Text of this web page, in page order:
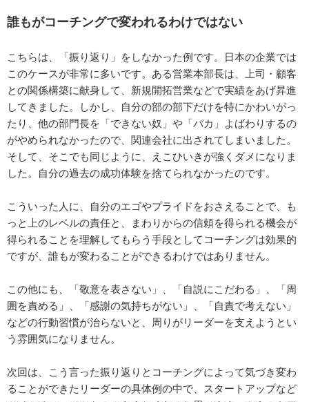
誰もがコーチングで変われるわけではない
こちらは、「振り返り」をしなかった例です。日本の企業では
このケースが非常に多いです。ある営業本部長は、上司・顧客
との関係構築に献身して、新規開拓営業などで実績をあげ昇進
してきました。しかし、自分の部の部下だけを特にかわいがっ
たり、他の部門長を「できない奴」や「バカ」よばわりするの
がやめられなかったので、関連会社に出されてしまいました。
そして、そこでも同じように、えこひいきが強くダメになりま
した。自分の過去の成功体験を捨てられなかったのです。
こういった人に、自分のエゴやプライドをおさえることで、も
っと上のレベルの責任と、まわりからの信頼を得られる機会が
得られることを理解してもらう手段としてコーチングは効果的
ですが、誰もが変わることができるわけではありません。
この他にも、「敬意を表さない」、「自説にこだわる」、「周
囲を責める」、「感謝の気持ちがない」、「自責で考えない」
などの行動習慣が治らないと、周りがリーダーを支えようとい
う雰囲気になりません。
次回は、こう言った振り返りとコーチングによって気づき変わ
ることができたリーダーの具体例の中で、スタートアップなど